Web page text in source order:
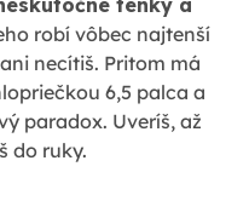
robí vôbec najtenší
necítiš. Pritom má
6,5 palca a
paradox. Uveríš, až
do ruky.